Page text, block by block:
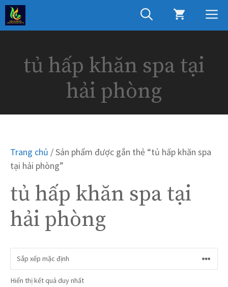
Chuyển
đến
nội
tủ hấp khăn spa tại
hải phòng
Trang chủ / Sản phẩm được gắn thẻ “tủ hấp khăn spa
tại hải phòng”
tủ hấp khăn spa tại
hải phòng
Hiển thị kết quả duy nhất